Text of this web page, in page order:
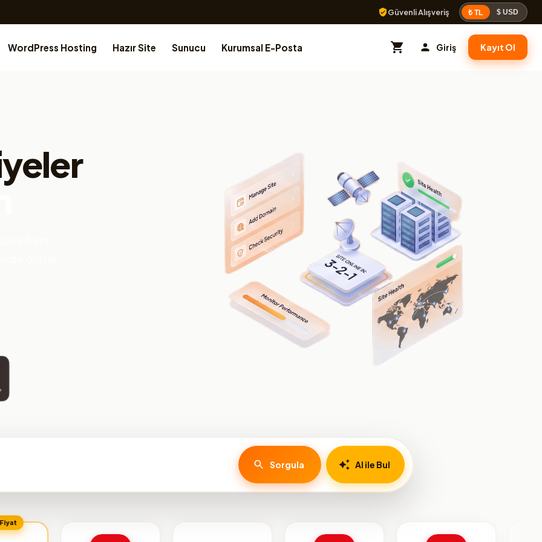
Güvenli Alışveriş ₺ TL $ USD
WordPress Hosting Hazır Site Sunucu Kurumsal E-Posta Giriş Kayıt Ol
Sorgula AI ile Bul